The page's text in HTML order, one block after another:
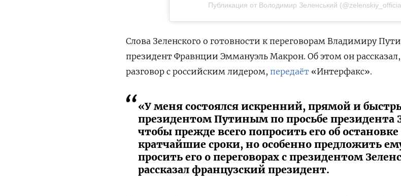
Публикация от Володимир Зеленський
Слова Зеленского о готовности к переговорам Владимиру
президент Фравнции Эммануэль Макрон. Об этом он
разговор с российским лидером, передаёт «Интерфакс».
«У меня состоялся искренний, прямой и
президентом Путиным по просьбе президента
чтобы прежде всего попросить его об остановке
кратчайшие сроки, но особенно предложить
просить его о переговорах с президентом
рассказал французский президент.